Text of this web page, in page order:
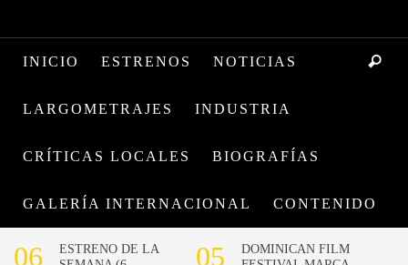
INICIO ESTRENOS NOTICIAS
LARGOMETRAJES INDUSTRIA
CRÍTICAS LOCALES BIOGRAFÍAS
GALERÍA INTERNACIONAL CONTENIDO